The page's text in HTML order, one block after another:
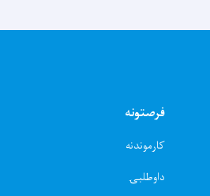
فرصتونه
کارموندنه
داوطلبۍ